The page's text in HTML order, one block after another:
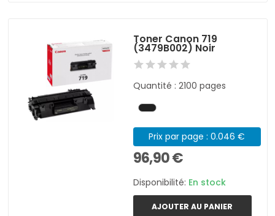
Toner Canon 719
(3479B002) Noir
Quantité : 2100 pages
Prix par page : 0.046 €
96,90 €
Disponibilité: En stock
AJOUTER AU PANIER